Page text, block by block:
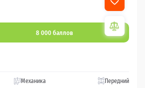
8 000 баллов
Механика Передний